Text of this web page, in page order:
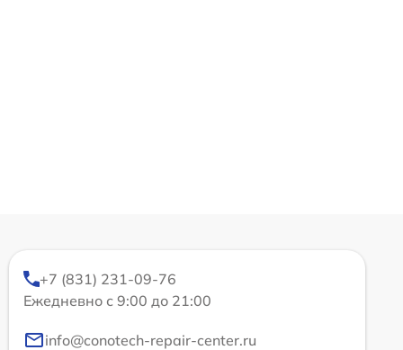
+7 (831) 231-09-76
Ежедневно с 9:00 до 21:00
info@conotech-repair-center.ru